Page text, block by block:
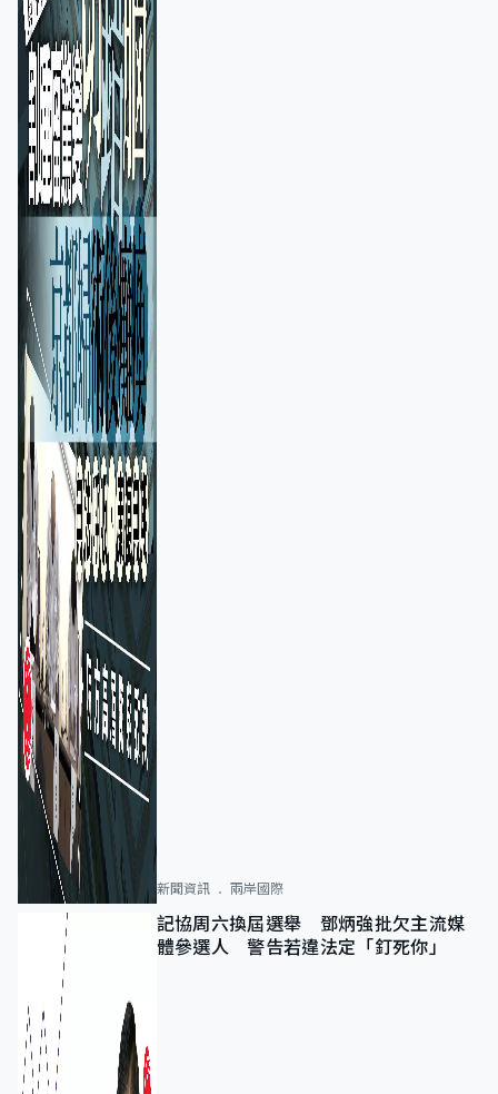
新聞資訊 兩岸國際
記協周六換屆選舉 鄧炳強批欠主流媒
體參選人 警告若違法定「釘死你」